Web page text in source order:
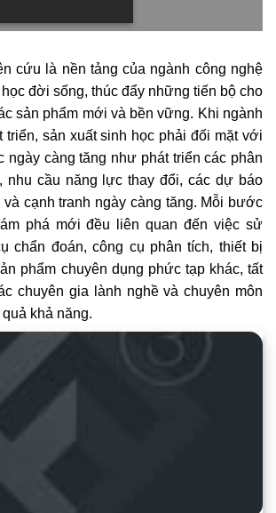
cứu là nền tảng của ngành công nghệ
đời sống, thúc đẩy những tiến bộ cho
sản phẩm mới và bền vững. Khi ngành
triển, sản xuất sinh học phải đối mặt với
ngày càng tăng như phát triển các phân
nhu cầu năng lực thay đổi, các dự báo
và cạnh tranh ngày càng tăng. Mỗi bước
phá mới đều liên quan đến việc sử
chẩn đoán, công cụ phân tích, thiết bị
phẩm chuyên dụng phức tạp khác, tất
chuyên gia lành nghề và chuyên môn
khả năng.